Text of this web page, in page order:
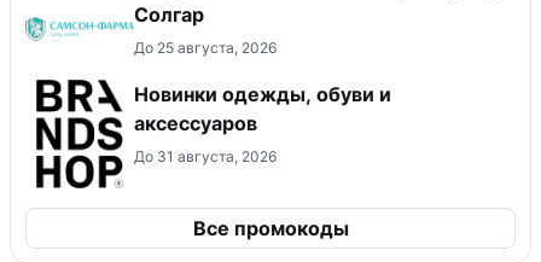
Солгар
До 25 августа, 2026
Новинки одежды, обуви и
аксессуаров
До 31 августа, 2026
Все промокоды